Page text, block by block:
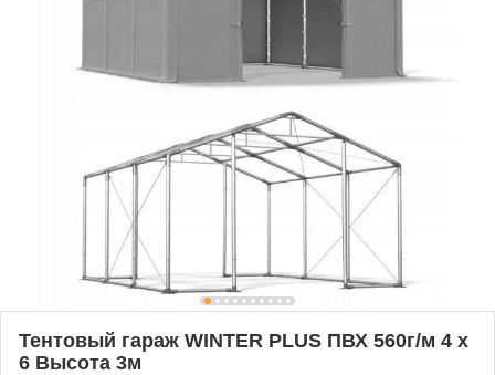
Тентовый гараж WINTER PLUS ПВХ 560г/м 4 x
6 Высота 3м